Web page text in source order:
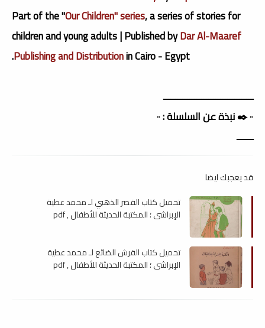
Part of the "Our Children" series, a series of stories for
children and young adults | Published byDar Al-Maaref
Publishing and Distributionin Cairo - Egypt.
ــــــــــــــــــــــــــــــــــــــ
▫️ ✒️ نبذة عن السلسلة : ▫️
ـــــــ
قد يعجبك ايضا
تحميل كتاب القصر الذهبي لـ محمد عطية
الإبراشي ؛ المكتبة الحديثة للأطفال , pdf
تحميل كتاب القرش الضائع لـ محمد عطية
الإبراشي ؛ المكتبة الحديثة للأطفال , pdf